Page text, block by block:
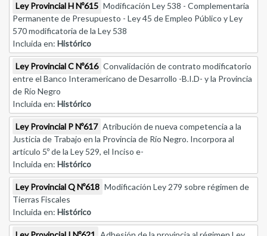
Ley Provincial H Nº615 Modificación Ley 538 - Complementaria
Permanente de Presupuesto - Ley 45 de Empleo Público y Ley
570 modificatoria de la Ley 538
Incluida en: Histórico
Ley Provincial C Nº616 Convalidación de contrato modificatorio
entre el Banco Interamericano de Desarrollo -B.I.D- y la Provincia
de Río Negro
Incluida en: Histórico
Ley Provincial P Nº617 Atribución de nueva competencia a la
Justicia de Trabajo en la Provincia de Río Negro. Incorpora al
artículo 5º de la Ley 529, el Inciso e-
Incluida en: Histórico
Ley Provincial Q Nº618 Modificación Ley 279 sobre régimen de
Tierras Fiscales
Incluida en: Histórico